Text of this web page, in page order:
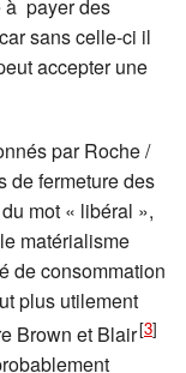
à payer des
sans celle-ci il
accepter une
par Roche /
de fermeture des
mot « libéral »,
matérialisme
de consommation
plus utilement
Brown et Blair[3]